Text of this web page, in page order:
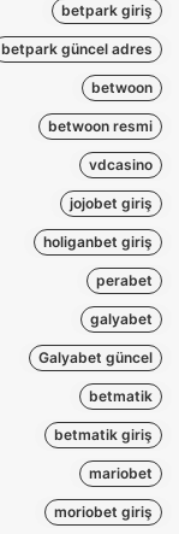
betpark giriş
betpark güncel adres
betwoon
betwoon resmi
vdcasino
jojobet giriş
holiganbet giriş
perabet
galyabet
Galyabet güncel
betmatik
betmatik giriş
mariobet
moriobet giriş